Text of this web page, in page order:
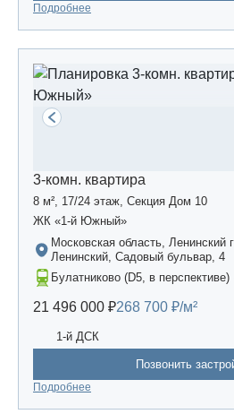
Подробнее
3-комн. квартира
8 м², 17/24 этаж, Секция Дом 10
ЖК «1-й Южный»
Московская область, Ленинский
Ленинский, Садовый бульвар, 4
Булатниково (D5, в
21 496 000 ₽268 700 ₽/м²
1-й ДСК
Позвонить
Подробнее